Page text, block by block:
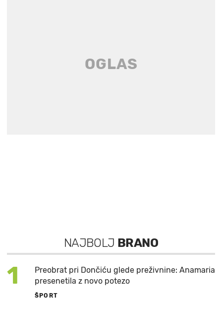
NAJBOLJ BRANO
1
Preobrat pri Dončiću glede preživnine: Anamaria
presenetila z novo potezo
ŠPORT